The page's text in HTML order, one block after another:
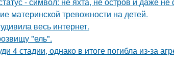
материнской тревожности на детей.
весь интернет.
"ель".
4 стадии, однако в итоге погибла из-за